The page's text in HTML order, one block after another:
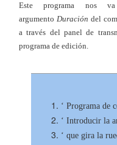
Este programa nos
argumento Duración del
a través del panel de
programa de edición.
‘ Programa de
‘ Introducir la
‘ que gira la